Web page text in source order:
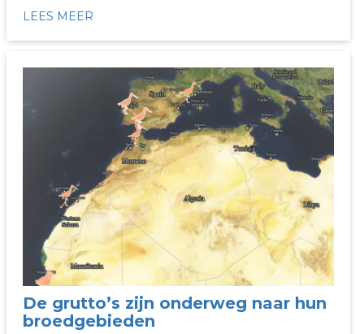
LEES MEER
De grutto’s zijn onderweg naar hun
broedgebieden